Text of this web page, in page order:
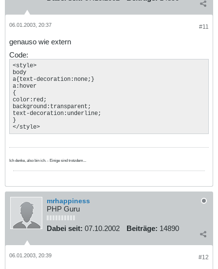
#11
06.01.2003, 20:37
genauso wie extern
Code:
<style>
body
a{text-decoration:none;}
a:hover
{
color:red;
background:transparent;
text-decoration:underline;
}
</style>
Ich denke, also bin ich. - Einige sind trotzdem...
mrhappiness
PHP Guru
Dabei seit: 07.10.2002 Beiträge: 14890
#12
06.01.2003, 20:39